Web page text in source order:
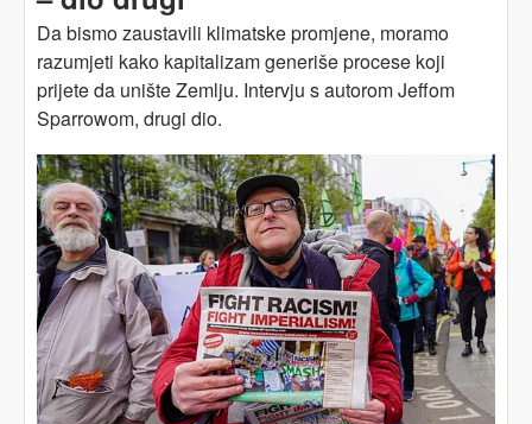
Da bismo zaustavili klimatske promjene, moramo
razumjeti kako kapitalizam generiše procese koji
prijete da unište Zemlju. Intervju s autorom Jeffom
Sparrowom, drugi dio.